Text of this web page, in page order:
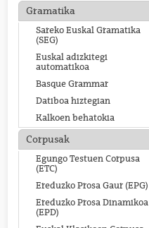
Gramatika
Sareko Euskal Gramatika
(SEG)
Euskal adizkitegi
automatikoa
Basque Grammar
Datiboa hiztegian
Kalkoen behatokia
Corpusak
Egungo Testuen Corpusa
(ETC)
Ereduzko Prosa Gaur (EPG)
Ereduzko Prosa Dinamikoa
(EPD)